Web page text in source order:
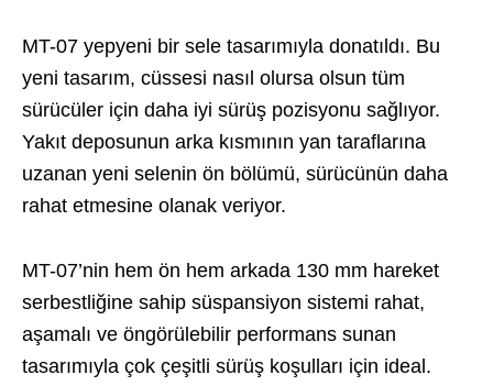
MT-07 yepyeni bir sele tasarımıyla donatıldı. Bu
yeni tasarım, cüssesi nasıl olursa olsun tüm
sürücüler için daha iyi sürüş pozisyonu sağlıyor.
Yakıt deposunun arka kısmının yan taraflarına
uzanan yeni selenin ön bölümü, sürücünün daha
rahat etmesine olanak veriyor.
MT-07’nin hem ön hem arkada 130 mm hareket
serbestliğine sahip süspansiyon sistemi rahat,
aşamalı ve öngörülebilir performans sunan
tasarımıyla çok çeşitli sürüş koşulları için ideal.